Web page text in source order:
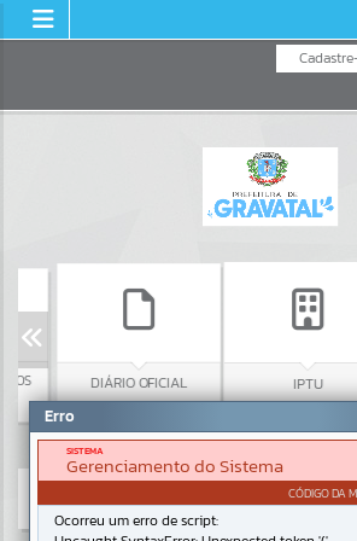
DIÁRIO OFICIAL IPTU
Erro
SISTEMA
Gerenciamento do Sistema
CÓDIGO DA
Ocorreu um erro de script: